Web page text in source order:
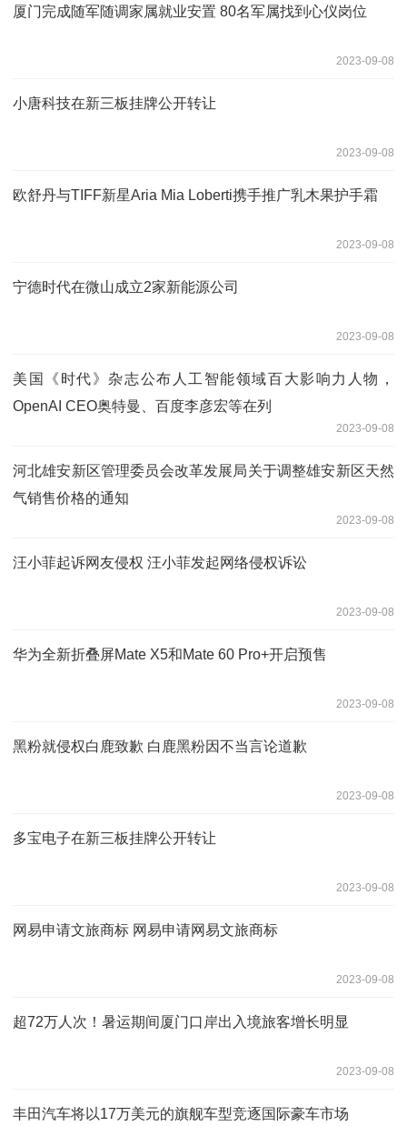
厦门完成随军随调家属就业安置 80名军属找到心仪岗位
2023-09-08
小唐科技在新三板挂牌公开转让
2023-09-08
欧舒丹与TIFF新星Aria Mia Loberti携手推广乳木果护手霜
2023-09-08
宁德时代在微山成立2家新能源公司
2023-09-08
美国《时代》杂志公布人工智能领域百大影响力人物，
OpenAI CEO奥特曼、百度李彦宏等在列
2023-09-08
河北雄安新区管理委员会改革发展局关于调整雄安新区天然
气销售价格的通知
2023-09-08
汪小菲起诉网友侵权 汪小菲发起网络侵权诉讼
2023-09-08
华为全新折叠屏Mate X5和Mate 60 Pro+开启预售
2023-09-08
黑粉就侵权白鹿致歉 白鹿黑粉因不当言论道歉
2023-09-08
多宝电子在新三板挂牌公开转让
2023-09-08
网易申请文旅商标 网易申请网易文旅商标
2023-09-08
超72万人次！暑运期间厦门口岸出入境旅客增长明显
2023-09-08
丰田汽车将以17万美元的旗舰车型竞逐国际豪车市场